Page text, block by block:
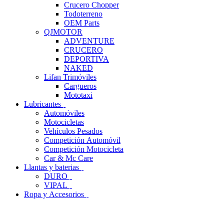
Crucero Chopper
Todoterreno
OEM Parts
QJMOTOR
ADVENTURE
CRUCERO
DEPORTIVA
NAKED
Lifan Trimóviles
Cargueros
Mototaxi
Lubricantes
Automóviles
Motocicletas
Vehículos Pesados
Competición Automóvil
Competición Motocicleta
Car & Mc Care
Llantas y baterias
DURO
VIPAL
Ropa y Accesorios